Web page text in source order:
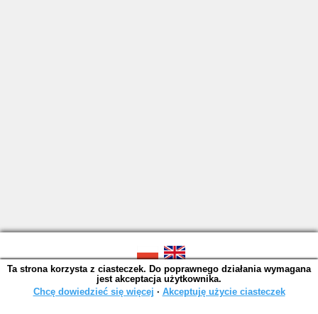
SOWA OPAC v. 6.11.10 (2026-07-24)
Wygenerowano w 0,0014 s.
Ta strona korzysta z ciasteczek. Do poprawnego działania wymagana
jest akceptacja użytkownika.
Chcę dowiedzieć się więcej ∙ Akceptuję użycie ciasteczek